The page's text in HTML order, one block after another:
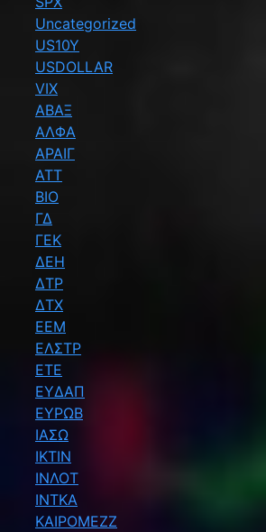
Uncategorized
US10Y
USDOLLAR
VIX
ΑΒΑΞ
ΑΛΦΑ
ΑΡΑΙΓ
ΑΤΤ
ΒΙΟ
ΓΔ
ΓΕΚ
ΔΕΗ
ΔΤΡ
ΔΤΧ
ΕΕΜ
ΕΛΣΤΡ
ΕΤΕ
ΕΥΔΑΠ
ΕΥΡΩΒ
ΙΑΣΩ
ΙΚΤΙΝ
ΙΝΛΟΤ
ΙΝΤΚΑ
ΚΑΙΡΟΜΕΖΖ